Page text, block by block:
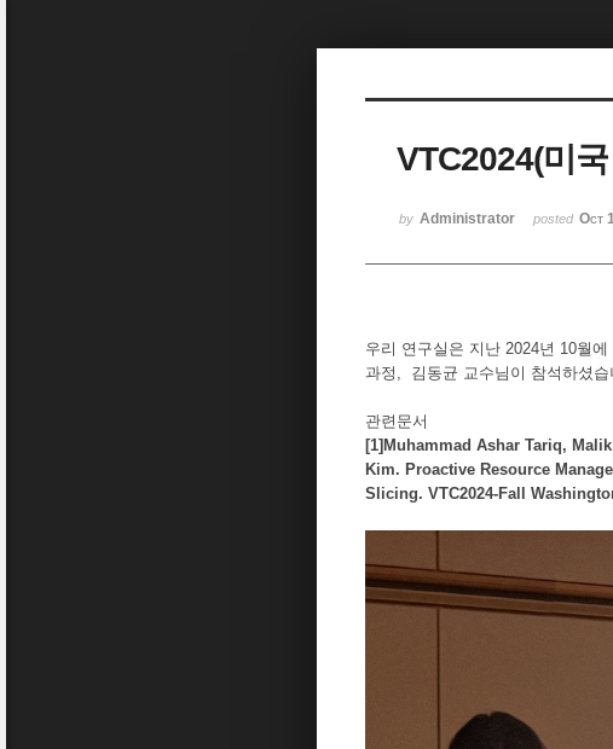
VTC2024(미
by Administrator posted Oct
우리 연구실은 지난 2024년 10월
과정, 김동균 교수님이 참석하셨습
관련문서
[1]Muhammad Ashar Tariq,
Kim. Proactive Resource
Slicing. VTC2024-Fall
Sketchbook5, 스케치북5
Sketchbook5, 스케치북5